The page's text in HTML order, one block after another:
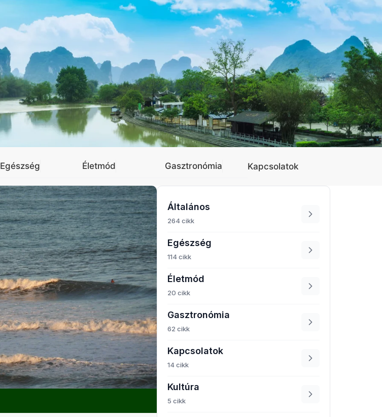
Egészség Életmód Gasztronómia Kapcsolatok
Általános
264 cikk
Egészség
114 cikk
Életmód
20 cikk
Gasztronómia
62 cikk
Kapcsolatok
14 cikk
Kultúra
5 cikk